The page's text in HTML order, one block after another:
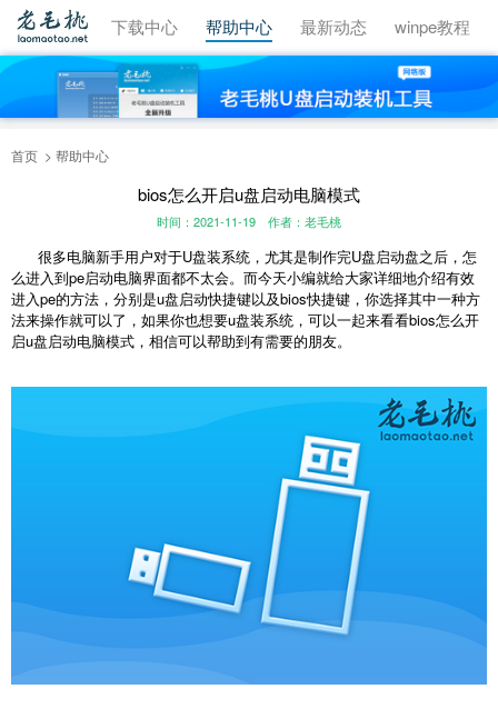
视频教程 下载中心 帮助中心 最新动态 winpe教程
首页 帮助中心
bios怎么开启u盘启动电脑模式
时间：2021-11-19 作者：老毛桃
很多电脑新手用户对于U盘装系统，尤其是制作完U盘启动盘之后，怎
么进入到pe启动电脑界面都不太会。而今天小编就给大家详细地介绍有效
进入pe的方法，分别是u盘启动快捷键以及bios快捷键，你选择其中一种方
法来操作就可以了，如果你也想要u盘装系统，可以一起来看看bios怎么开
启u盘启动电脑模式，相信可以帮助到有需要的朋友。